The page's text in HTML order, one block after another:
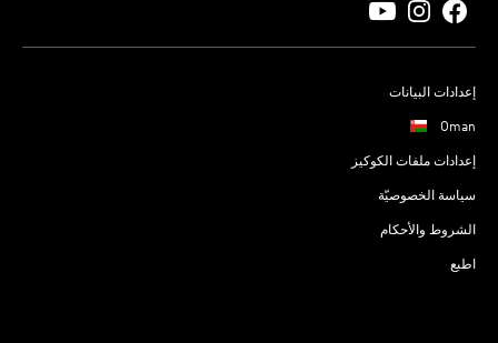
إعدادات البيانات
Oman
إعدادات ملفات الكوكيز
سياسة الخصوصيّة
الشروط والأحكام
اطبع